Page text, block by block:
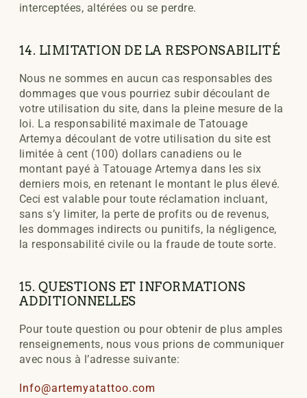
interceptées, altérées ou se perdre.
14. LIMITATION DE LA RESPONSABILITÉ
Nous ne sommes en aucun cas responsables des
dommages que vous pourriez subir découlant de
votre utilisation du site, dans la pleine mesure de la
loi. La responsabilité maximale de Tatouage
Artemya découlant de votre utilisation du site est
limitée à cent (100) dollars canadiens ou le
montant payé à Tatouage Artemya dans les six
derniers mois, en retenant le montant le plus élevé.
Ceci est valable pour toute réclamation incluant,
sans s’y limiter, la perte de profits ou de revenus,
les dommages indirects ou punitifs, la négligence,
la responsabilité civile ou la fraude de toute sorte.
15. QUESTIONS ET INFORMATIONS
ADDITIONNELLES
Pour toute question ou pour obtenir de plus amples
renseignements, nousvous prions de communiquer
avec nous à l’adresse suivante:
Info@artemyatattoo.com